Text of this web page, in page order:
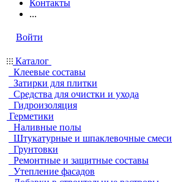
Контакты
...
Войти
Каталог
Клеевые составы
Затирки для плитки
Средства для очистки и ухода
Гидроизоляция
Герметики
Наливные полы
Штукатурные и шпаклевочные смеси
Грунтовки
Ремонтные и защитные составы
Утепление фасадов